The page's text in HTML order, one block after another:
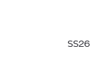
SS26